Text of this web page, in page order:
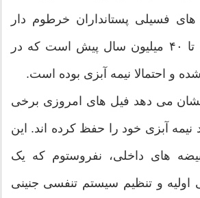
فسیلی پستانداران خرطوم دار
اولیه مربوط به ۶۰ تا ۴۰ میلیون سال پیش است که در
و احتمالا نیمه آبزی بوده است.
می دهد فیل های امروزی برخی
نیمه آبزی خود را حفظ کرده اند. این
های داخلی، نفروستوم که یک
اولیه و تنظیم سیستم تنفسی جنینی